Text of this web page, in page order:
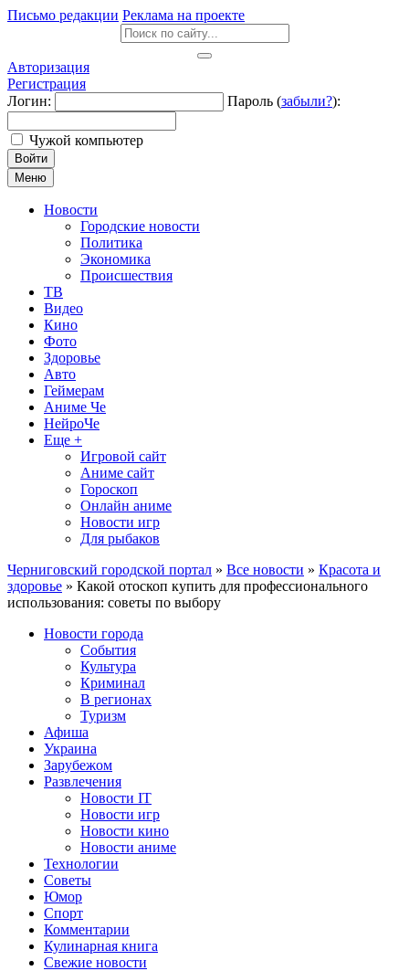
Письмо редакции Реклама на проекте
Авторизация
Регистрация
Логин:
Пароль (забыли?):
Чужой компьютер
Войти
Меню
Новости
Городские новости
Политика
Экономика
Происшествия
ТВ
Видео
Кино
Фото
Здоровье
Авто
Геймерам
Аниме Че
НейроЧе
Еще +
Игровой сайт
Аниме сайт
Гороскоп
Онлайн аниме
Новости игр
Для рыбаков
Черниговский городской портал » Все новости » Красота и
здоровье » Какой отоскоп купить для профессионального
использования: советы по выбору
Новости города
События
Культура
Криминал
В регионах
Туризм
Афиша
Украина
Зарубежом
Развлечения
Новости IT
Новости игр
Новости кино
Новости аниме
Технологии
Советы
Юмор
Спорт
Комментарии
Кулинарная книга
Свежие новости